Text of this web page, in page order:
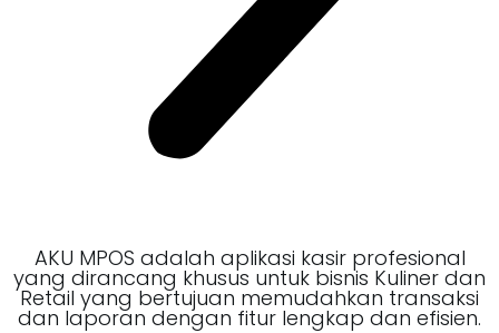
AKU MPOS adalah aplikasi kasir profesional
yang dirancang khusus untuk bisnis Kuliner dan
Retail yang bertujuan memudahkan transaksi
dan laporan dengan fitur lengkap dan efisien.